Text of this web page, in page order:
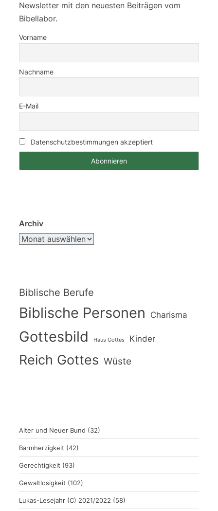
Newsletter mit den neuesten Beiträgen vom
Bibellabor.
Vorname
Nachname
E-Mail
Datenschutzbestimmungen akzeptiert
Archiv
Biblische Berufe
Biblische Personen Charisma
Gottesbild Haus Gottes Kinder
Reich Gottes Wüste
Alter und Neuer Bund (32)
Barmherzigkeit (42)
Gerechtigkeit (93)
Gewaltlosigkeit (102)
Lukas-Lesejahr (C) 2021/2022 (58)